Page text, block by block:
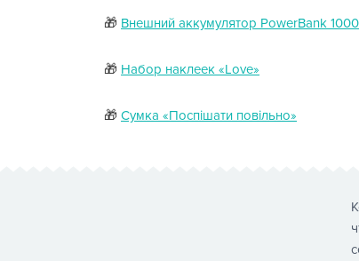
🎁 Внешний аккумулятор PowerBank
🎁 Набор наклеек «Love»
🎁 Сумка «Поспiшати повiльно»